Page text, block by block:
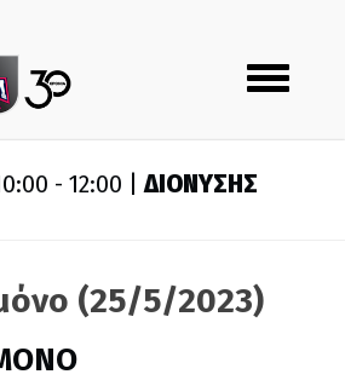
Toggle
navigation
- 12:00 |ΔΙΟΝΥΣΗΣ
(25/5/2023)